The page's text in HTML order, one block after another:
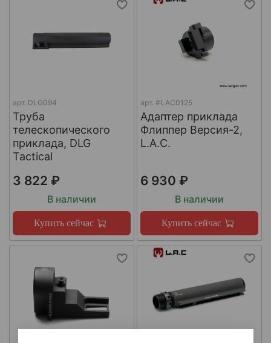
арт. DLG094
Труба
телескопического
приклада, DLG
Tactical
3 822 ₽
В наличии
Купить сейчас
арт. #LAC0125
Адаптер приклада
Флиппер Версия-2,
L.A.C.
6 930 ₽
В наличии
Купить сейчас